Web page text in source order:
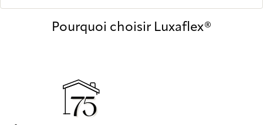
Pourquoi choisir Luxaflex®